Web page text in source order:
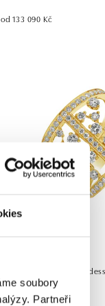
soubory
Partneři
od 133 090 Kč
Prsten s diamanty
od 157 223 Kč